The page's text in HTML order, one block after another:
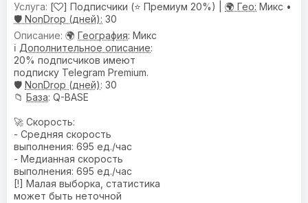
[
] Подписчики (⭐ Премиум 20%) | 🌍 Гео: Микс •
🛡️ NonDrop (дней): 30
🌍 География: Микс
ℹ️ Дополнительное описание:
20% подписчиков имеют
подписку Telegram Premium.
🛡️ NonDrop (дней): 30
📁 База: Q-BASE
🚀 Скорость:
- Средняя скорость
выполнения: 695 ед./час
- Медианная скорость
выполнения: 695 ед./час
[!] Малая выборка, статистика
может быть неточной